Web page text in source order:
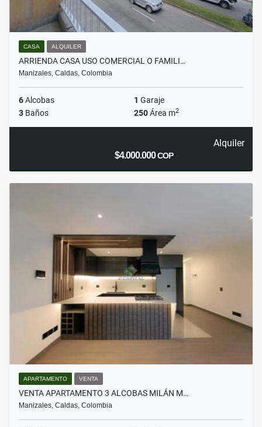
CASA ALQUILER
ARRIENDA CASA USO COMERCIAL O FAMILI…
Manizales, Caldas, Colombia
6Alcobas 1 Garaje
3 Baños 250Área m2
Alquiler
$4.000.000COP
APARTAMENTO VENTA
VENTA APARTAMENTO 3 ALCOBAS MILÁN M…
Manizales, Caldas, Colombia